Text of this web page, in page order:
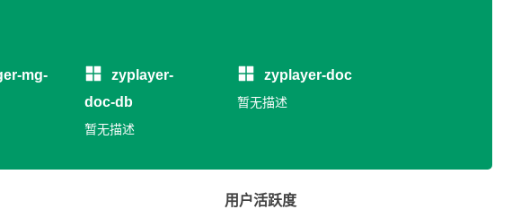
mg-
zyplayer-
doc-db
暂无描述
zyplayer-doc
暂无描述
用户活跃度